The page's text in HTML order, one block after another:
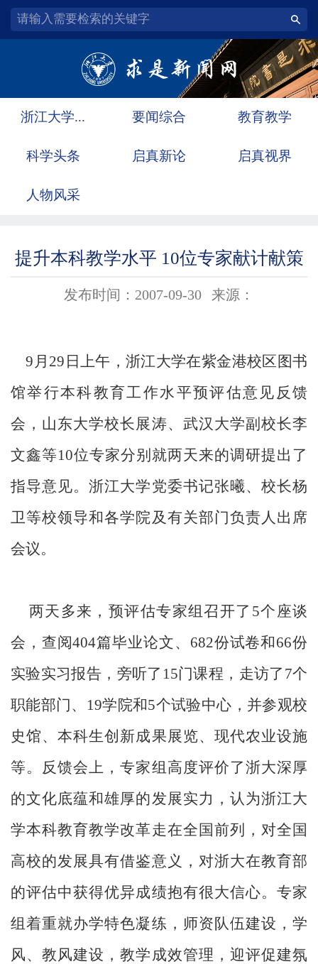
浙江大学... 要闻综合 教育教学
科学头条 启真新论 启真视界
人物风采
提升本科教学水平 10位专家献计献策
发布时间：2007-09-30 来源：
9月29日上午，浙江大学在紫金港校区图书
馆举行本科教育工作水平预评估意见反馈
会，山东大学校长展涛、武汉大学副校长李
文鑫等10位专家分别就两天来的调研提出了
指导意见。浙江大学党委书记张曦、校长杨
卫等校领导和各学院及有关部门负责人出席
会议。
两天多来，预评估专家组召开了5个座谈
会，查阅404篇毕业论文、682份试卷和66份
实验实习报告，旁听了15门课程，走访了7个
职能部门、19学院和5个试验中心，并参观校
史馆、本科生创新成果展览、现代农业设施
等。反馈会上，专家组高度评价了浙大深厚
的文化底蕴和雄厚的发展实力，认为浙江大
学本科教育教学改革走在全国前列，对全国
高校的发展具有借鉴意义，对浙大在教育部
的评估中获得优异成绩抱有很大信心。专家
组着重就办学特色凝练，师资队伍建设，学
风、教风建设，教学成效管理，迎评促建氛